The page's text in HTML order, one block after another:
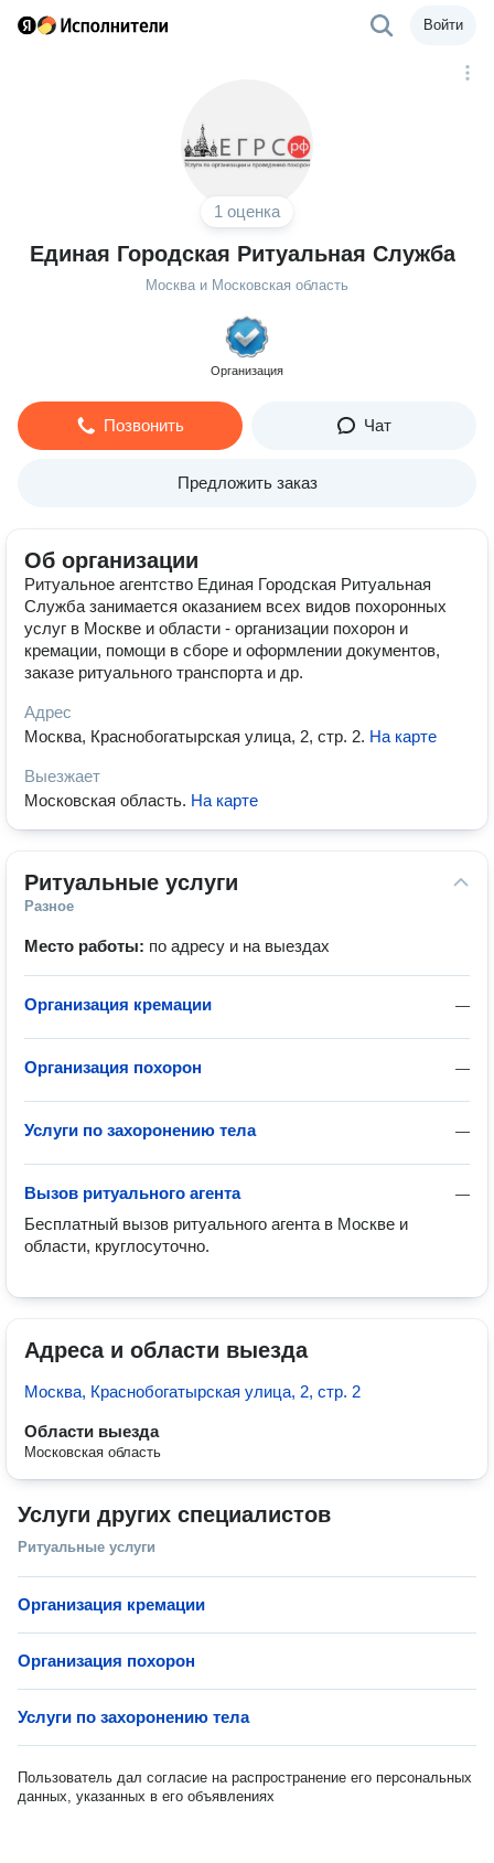
Войти
1 оценка
Единая Городская Ритуальная Служба
Москва и Московская область
Организация
Позвонить Чат
Предложить заказ
Об организации
Ритуальное агентство Единая Городская Ритуальная
Служба занимается оказанием всех видов похоронных
услуг в Москве и области - организации похорон и
кремации, помощи в сборе и оформлении документов,
заказе ритуального транспорта и др.
Адрес
Москва, Краснобогатырская улица, 2, стр. 2. На карте
Выезжает
Московская область. На карте
Ритуальные услуги
Разное
Место работы: по адресу и на выездах
—
Организация кремации
—
Организация похорон
—
Услуги по захоронению тела
—
Вызов ритуального агента
Бесплатный вызов ритуального агента в Москве и
области, круглосуточно.
Адреса и области выезда
Москва, Краснобогатырская улица, 2, стр. 2
Области выезда
Московская область
Услуги других специалистов
Ритуальные услуги
Организация кремации
Организация похорон
Услуги по захоронению тела
Пользователь дал согласие на распространение его персональных
данных, указанных в его объявлениях